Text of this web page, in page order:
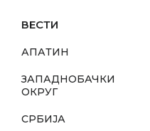
ВЕСТИ
АПАТИН
ЗАПАДНОБАЧКИ
ОКРУГ
СРБИЈА